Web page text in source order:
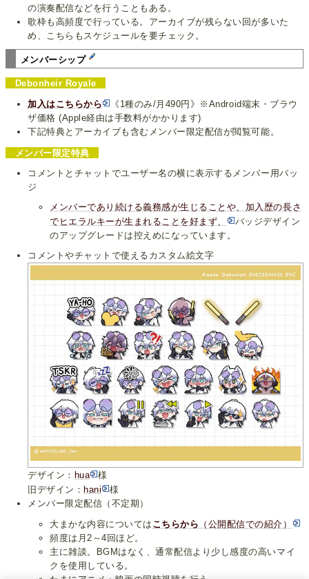
の演奏配信などを行うこともある。
歌枠も高頻度で行っている。アーカイブが残らない回が多いた
め、こちらもスケジュールを要チェック。
メンバーシップ
Debonheir Royale
加入はこちらから
《1種のみ/月490円》※Android端末・ブラウ
ザ価格 (Apple経由は手数料がかかります)
下記特典とアーカイブも含むメンバー限定配信が閲覧可能。
メンバー限定特典
コメントとチャットでユーザー名の横に表示するメンバー用バッ
ジ
メンバーであり続ける義務感が生じることや、加入歴の長さ
でヒエラルキーが生まれることを好まず、
バッジデザイン
のアップグレードは控えめになっています。
コメントやチャットで使えるカスタム絵文字
デザイン： hua
様
旧デザイン： hani
様
メンバー限定配信（不定期）
大まかな内容については こちらから （公開配信での紹介）
頻度は月2～4回ほど。
主に雑談。BGMはなく、通常配信より少し感度の高いマイ
クを使用している。